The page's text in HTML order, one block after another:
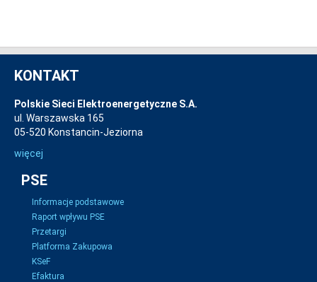
KONTAKT
Polskie Sieci Elektroenergetyczne S.A.
ul. Warszawska 165
05-520 Konstancin-Jeziorna
więcej
PSE
Informacje podstawowe
Raport wpływu PSE
Przetargi
Platforma Zakupowa
KSeF
Efaktura